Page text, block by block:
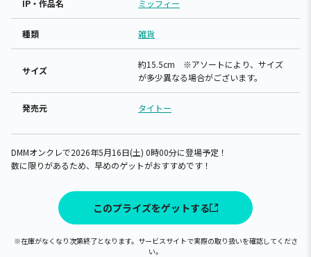
IP・作品名 ミッフィー
種類 雑貨
サイズ
約15.5cm ※アソートにより、サイズ
が多少異なる場合がございます。
発売元 タイトー
DMMオンクレで2026年5月16日(土) 0時00分に登場予定！
数に限りがあるため、早めのゲットがおすすめです！
このプライズをゲットする
※在庫がなくなり次第終了となります。サービスサイトで実際の取り扱いを確認してくださ
い。